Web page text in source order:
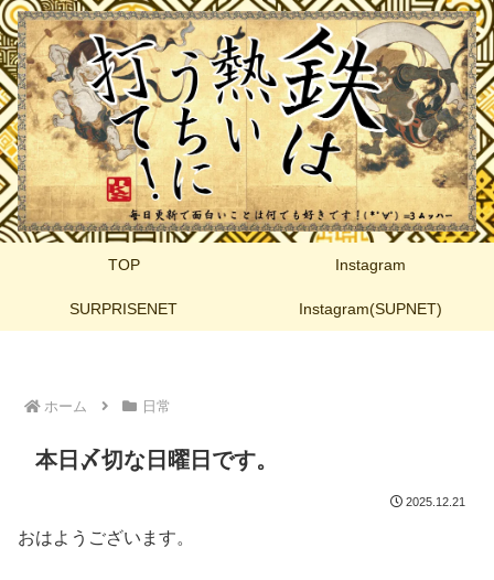
TOP Instagram
SURPRISENET Instagram(SUPNET)
ホーム 日常
本日〆切な日曜日です。
2025.12.21
おはようございます。